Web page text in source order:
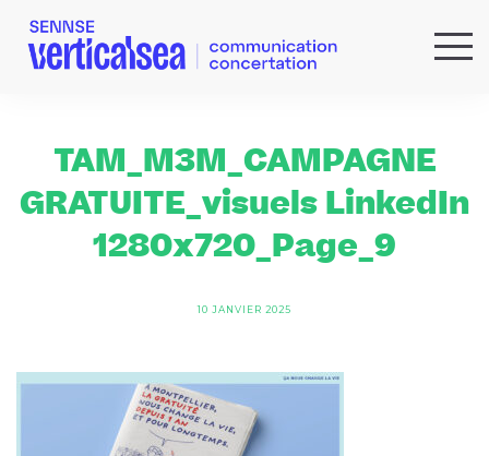
ACTUS & IDÉES
NEWSLETTER
TAM_M3M_CAMPAGNE
GRATUITE_visuels LinkedIn
1280x720_Page_9
10 JANVIER 2025